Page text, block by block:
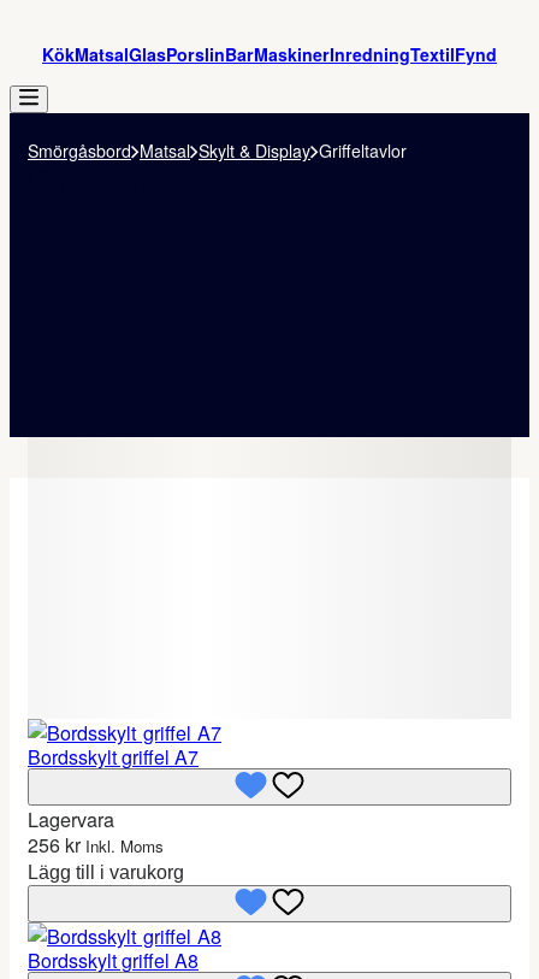
KökMatsalGlasPorslinBarMaskinerInredningTextilFynd
Smörgåsbord Matsal Skylt & Display Griffeltavlor
Bordsskylt griffel A7
Lagervara
256 kr Inkl. Moms
Lägg till i varukorg
Bordsskylt griffel A8